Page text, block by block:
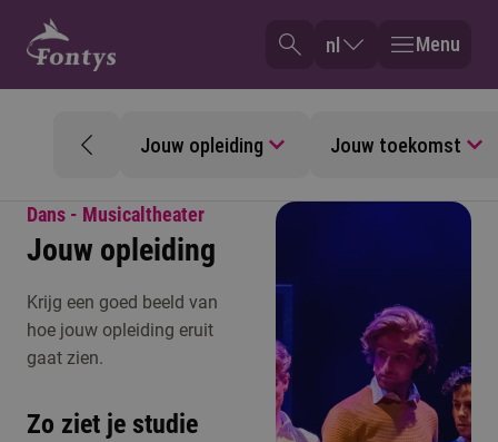
nl Menu
Jouw opleiding Jouw toekomst
Dans - Musicaltheater
Jouw opleiding
Krijg een goed beeld van
hoe jouw opleiding eruit
gaat zien.
Zo ziet je studie